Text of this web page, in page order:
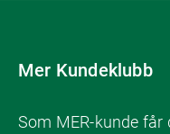
Mer Kundeklubb
Som MER-kunde får